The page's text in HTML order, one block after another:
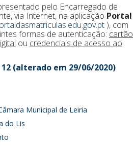
pelo Encarregado de
via Internet, na aplicação Portal
), com
formas de autenticação: cartão
ou credenciais de acesso ao
12 (alterado em 29/06/2020)
Municipal de Leiria
do Lis